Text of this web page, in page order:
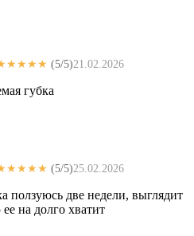
(5/5)21.02.2026
губка
(5/5)25.02.2026
ползуюсь две недели, выглядит
на долго хватит